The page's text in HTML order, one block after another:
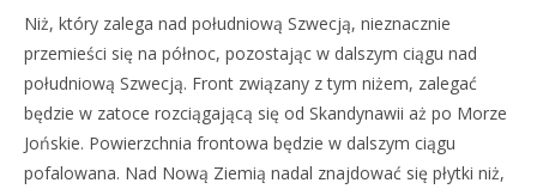
Niż, który zalega nad południową Szwecją, nieznacznie
przemieści się na północ, pozostając w dalszym ciągu nad
południową Szwecją. Front związany z tym niżem, zalegać
będzie w zatoce rozciągającą się od Skandynawii aż po Morze
Jońskie. Powierzchnia frontowa będzie w dalszym ciągu
pofalowana. Nad Nową Ziemią nadal znajdować się płytki niż,